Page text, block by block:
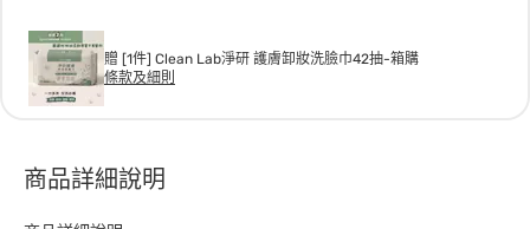
贈 [1件] Clean Lab淨研 護膚卸妝洗臉巾42抽-箱購
條款及細則
商品詳細說明